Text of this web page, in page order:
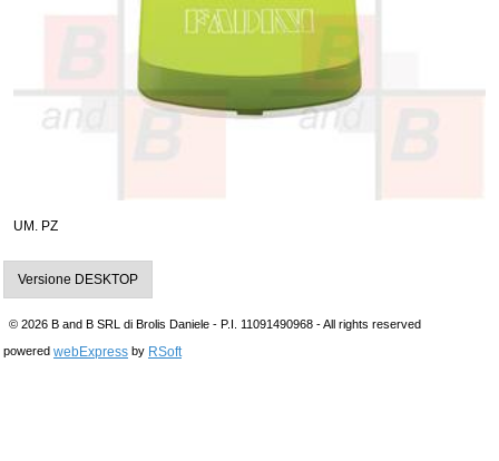
UM. PZ
Versione DESKTOP
© 2026 B and B SRL di Brolis Daniele - P.I. 11091490968 - All rights reserved
powered webExpress by RSoft